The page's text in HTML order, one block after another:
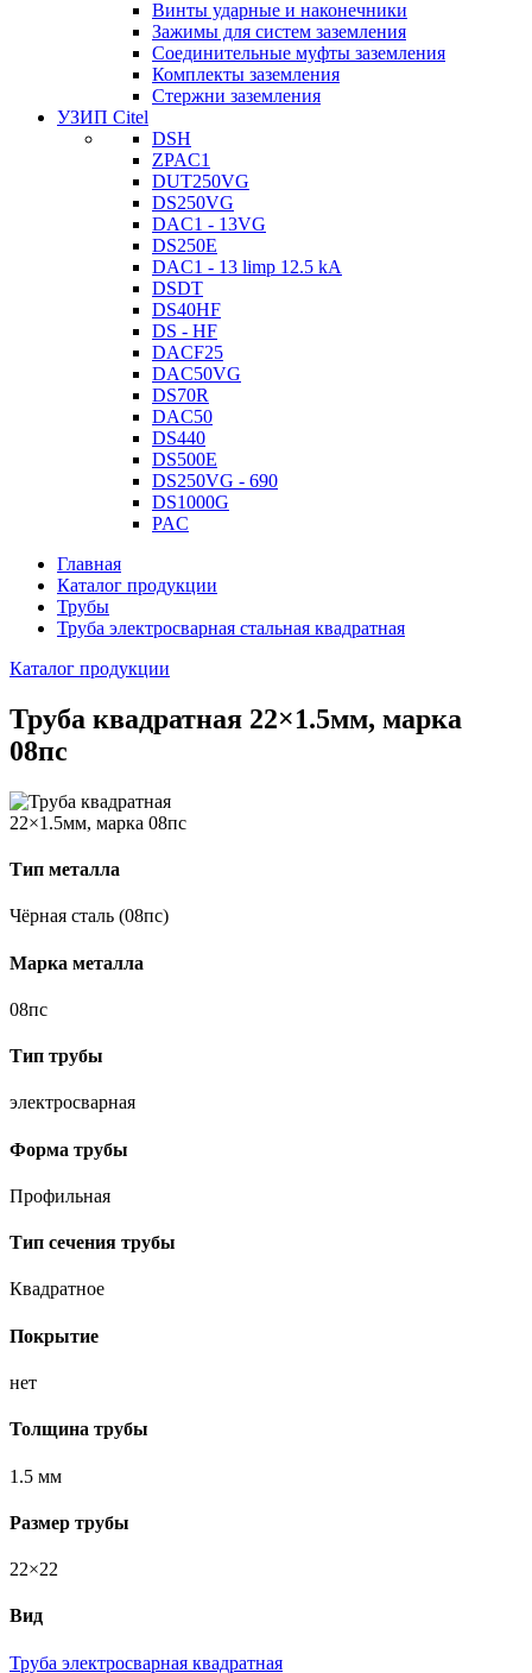
Винты ударные и наконечники
Зажимы для систем заземления
Соединительные муфты заземления
Комплекты заземления
Стержни заземления
УЗИП Citel
DSH
ZPAC1
DUT250VG
DS250VG
DAC1 - 13VG
DS250E
DAC1 - 13 limp 12.5 kA
DSDT
DS40HF
DS - HF
DACF25
DAC50VG
DS70R
DAC50
DS440
DS500E
DS250VG - 690
DS1000G
PAC
Главная
Каталог продукции
Трубы
Труба электросварная стальная квадратная
Каталог продукции
Труба квадратная 22×1.5мм, марка
08пс
Тип металла
Чёрная сталь (08пс)
Марка металла
08пс
Тип трубы
электросварная
Форма трубы
Профильная
Тип сечения трубы
Квадратное
Покрытие
нет
Толщина трубы
1.5 мм
Размер трубы
22×22
Вид
Труба электросварная квадратная